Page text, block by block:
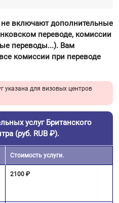
включают дополнительные
переводе, комиссии
переводы...). Вам
комиссии при переводе
указана для визовых центров
услуг Британского
(руб. RUB ₽).
Стоимость услуги.
2100 ₽